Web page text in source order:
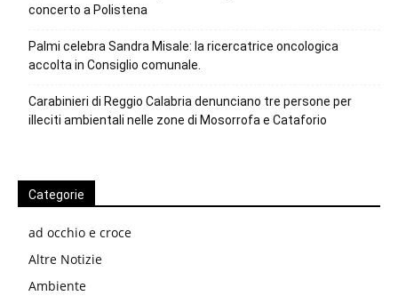
concerto a Polistena
Palmi celebra Sandra Misale: la ricercatrice oncologica
accolta in Consiglio comunale.
Carabinieri di Reggio Calabria denunciano tre persone per
illeciti ambientali nelle zone di Mosorrofa e Cataforio
Categorie
ad occhio e croce
Altre Notizie
Ambiente